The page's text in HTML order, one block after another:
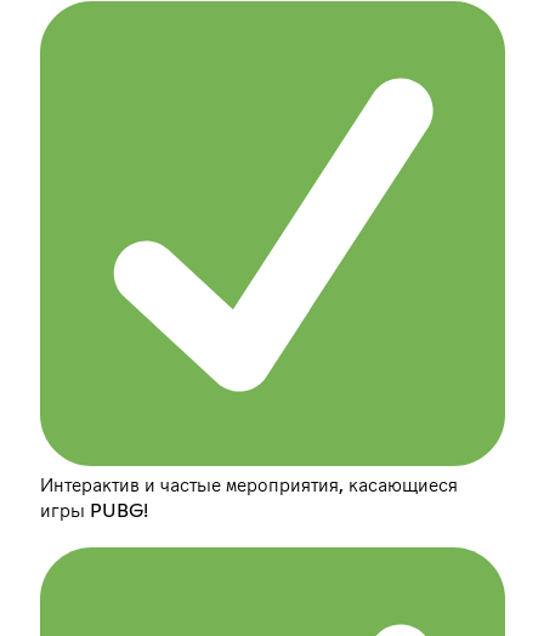
Интерактив и частые мероприятия, касающиеся
игры PUBG!